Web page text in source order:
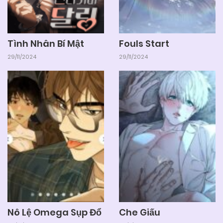
Chapter 21 25/06/2026
Chapter 20 (H) 25/06/2026
Chapter 19 25/06/2026
Chapter 18 25/06/2026
Chapter THÔNG BÁO NGHỈ 1 THÁNG 25/06/2026
Chapter 17 25/06/2026
Tình Nhân Bí Mật
29/11/2024
Fouls Start
29/11/2024
Nô Lệ Omega Sụp Đổ Che Giấu